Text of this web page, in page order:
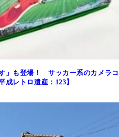
」も登場！ サッカー系のカメラコ
成レトロ遺産：123】